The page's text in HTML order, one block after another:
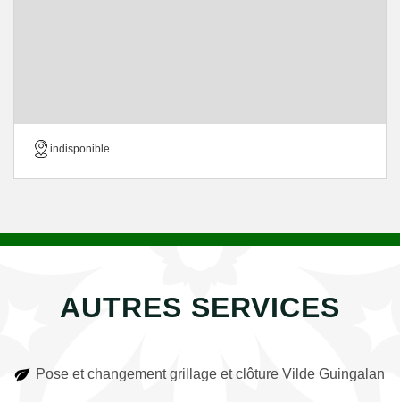
indisponible
AUTRES SERVICES
Pose et changement grillage et clôture Vilde Guingalan